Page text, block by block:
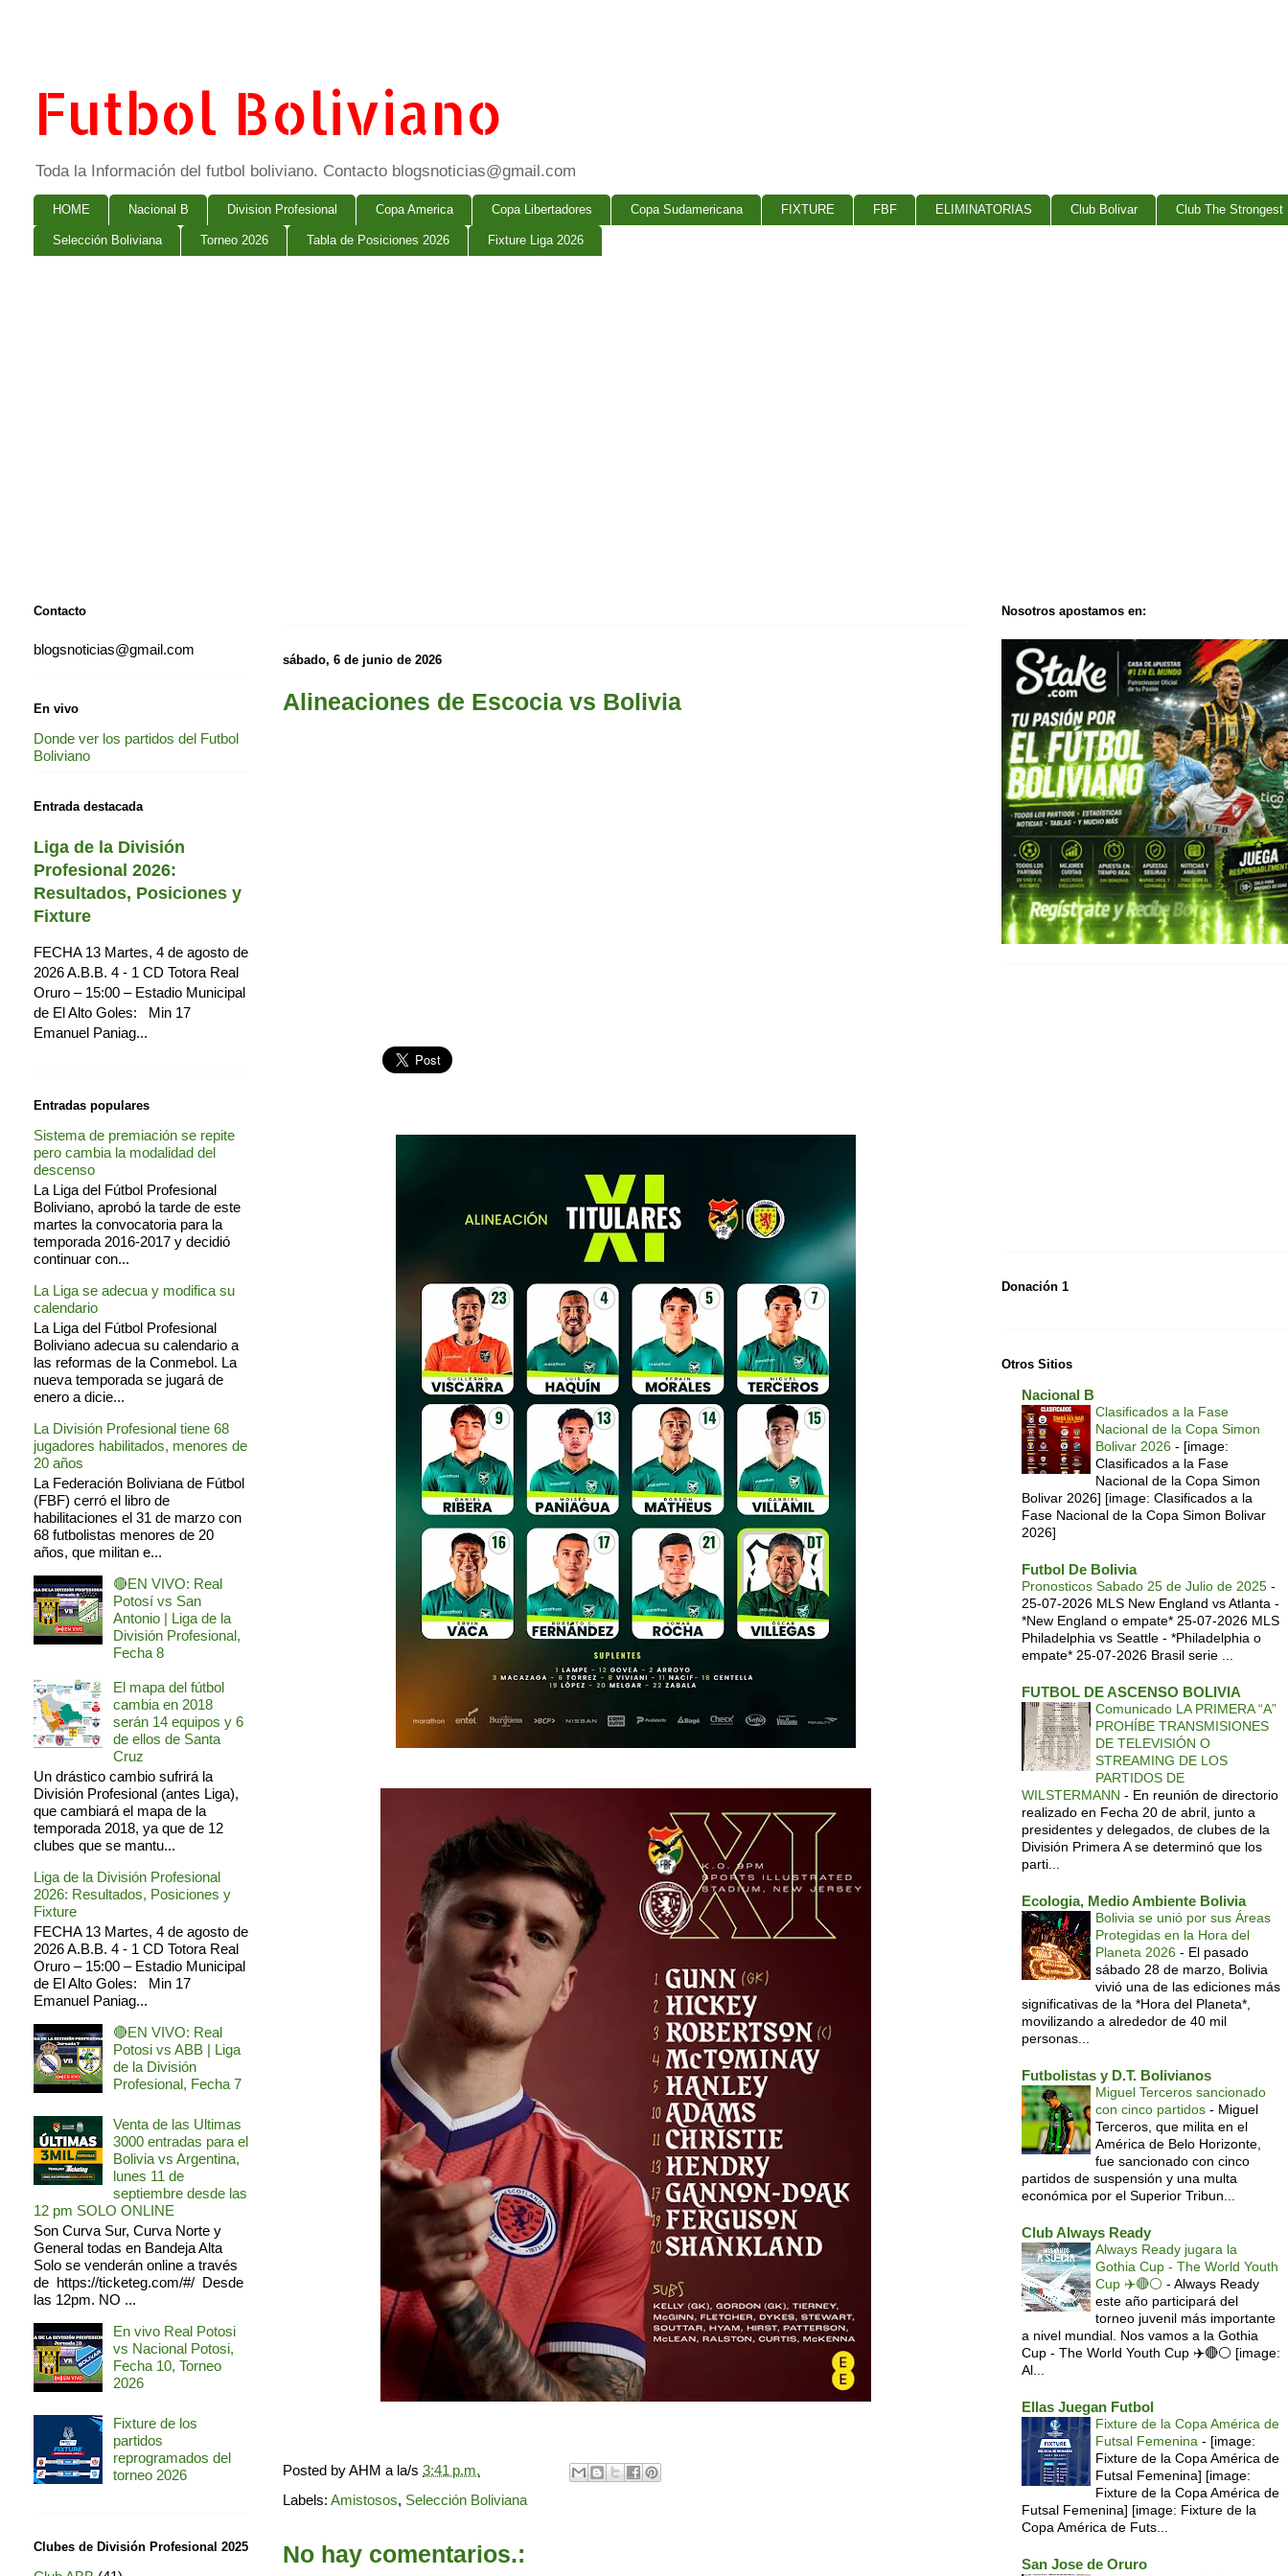
Futbol Boliviano
Toda la Información del futbol boliviano. Contacto blogsnoticias@gmail.com
HOME Nacional B Division Profesional Copa America Copa Libertadores Copa Sudamericana FIXTURE FBF ELIMINATORIAS Club Bolivar Club The Strongest
Selección Boliviana Torneo 2026 Tabla de Posiciones 2026 Fixture Liga 2026
sábado, 6 de junio de 2026
Alineaciones de Escocia vs Bolivia
Posted byAHM a la/s 3:41 p.m.
Labels: Amistosos, Selección Boliviana
No hay comentarios.:
Contacto
blogsnoticias@gmail.com
En vivo
Donde ver los partidos del Futbol
Boliviano
Entrada destacada
Liga de la División
Profesional 2026:
Resultados, Posiciones y
Fixture
FECHA 13 Martes, 4 de agosto de
2026 A.B.B. 4 - 1 CD Totora Real
Oruro – 15:00 – Estadio Municipal
de El Alto Goles: Min 17
Emanuel Paniag...
Entradas populares
Sistema de premiación se repite
pero cambia la modalidad del
descenso
La Liga del Fútbol Profesional
Boliviano, aprobó la tarde de este
martes la convocatoria para la
temporada 2016-2017 y decidió
continuar con...
La Liga se adecua y modifica su
calendario
La Liga del Fútbol Profesional
Boliviano adecua su calendario a
las reformas de la Conmebol. La
nueva temporada se jugará de
enero a dicie...
La División Profesional tiene 68
jugadores habilitados, menores de
20 años
La Federación Boliviana de Fútbol
(FBF) cerró el libro de
habilitaciones el 31 de marzo con
68 futbolistas menores de 20
años, que militan e...
🔴EN VIVO: Real
Potosí vs San
Antonio | Liga de la
División Profesional,
Fecha 8
El mapa del fútbol
cambia en 2018
serán 14 equipos y 6
de ellos de Santa
Cruz
Un drástico cambio sufrirá la
División Profesional (antes Liga),
que cambiará el mapa de la
temporada 2018, ya que de 12
clubes que se mantu...
Liga de la División Profesional
2026: Resultados, Posiciones y
Fixture
FECHA 13 Martes, 4 de agosto de
2026 A.B.B. 4 - 1 CD Totora Real
Oruro – 15:00 – Estadio Municipal
de El Alto Goles: Min 17
Emanuel Paniag...
🔴EN VIVO: Real
Potosi vs ABB | Liga
de la División
Profesional, Fecha 7
Venta de las Ultimas
3000 entradas para el
Bolivia vs Argentina,
lunes 11 de
septiembre desde las
12 pm SOLO ONLINE
Son Curva Sur, Curva Norte y
General todas en Bandeja Alta
Solo se venderán online a través
de https://ticketeg.com/#/ Desde
las 12pm. NO ...
En vivo Real Potosi
vs Nacional Potosi,
Fecha 10, Torneo
2026
Fixture de los
partidos
reprogramados del
torneo 2026
Clubes de División Profesional 2025
Nosotros apostamos en:
Donación 1
Otros Sitios
Nacional B
Clasificados a la Fase
Nacional de la Copa Simon
Bolivar 2026 - [image:
Clasificados a la Fase
Nacional de la Copa Simon
Bolivar 2026] [image: Clasificados a la
Fase Nacional de la Copa Simon Bolivar
2026]
Futbol De Bolivia
Pronosticos Sabado 25 de Julio de 2025 -
25-07-2026 MLS New England vs Atlanta -
*New England o empate* 25-07-2026 MLS
Philadelphia vs Seattle - *Philadelphia o
empate* 25-07-2026 Brasil serie ...
FUTBOL DE ASCENSO BOLIVIA
Comunicado LA PRIMERA “A”
PROHÍBE TRANSMISIONES
DE TELEVISIÓN O
STREAMING DE LOS
PARTIDOS DE
WILSTERMANN - En reunión de directorio
realizado en Fecha 20 de abril, junto a
presidentes y delegados, de clubes de la
División Primera A se determinó que los
parti...
Ecologia, Medio Ambiente Bolivia
Bolivia se unió por sus Áreas
Protegidas en la Hora del
Planeta 2026 - El pasado
sábado 28 de marzo, Bolivia
vivió una de las ediciones más
significativas de la *Hora del Planeta*,
movilizando a alrededor de 40 mil
personas...
Futbolistas y D.T. Bolivianos
Miguel Terceros sancionado
con cinco partidos - Miguel
Terceros, que milita en el
América de Belo Horizonte,
fue sancionado con cinco
partidos de suspensión y una multa
económica por el Superior Tribun...
Club Always Ready
Always Ready jugara la
Gothia Cup - The World Youth
Cup ✈️🔴⚪️ - Always Ready
este año participará del
torneo juvenil más importante
a nivel mundial. Nos vamos a la Gothia
Cup - The World Youth Cup ✈️🔴⚪️ [image:
Al...
Ellas Juegan Futbol
Fixture de la Copa América de
Futsal Femenina - [image:
Fixture de la Copa América de
Futsal Femenina] [image:
Fixture de la Copa América de
Futsal Femenina] [image: Fixture de la
Copa América de Futs...
San Jose de Oruro